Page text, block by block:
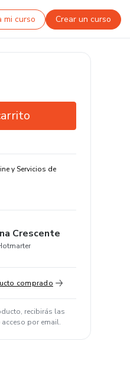
mi curso Crear un curso
y en cualquier
y Servicios de
Crescente
comprado
recibirás las
por email.